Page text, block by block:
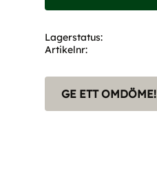
Lagerstatus
Artikelnr
GE ETT OMDÖME!